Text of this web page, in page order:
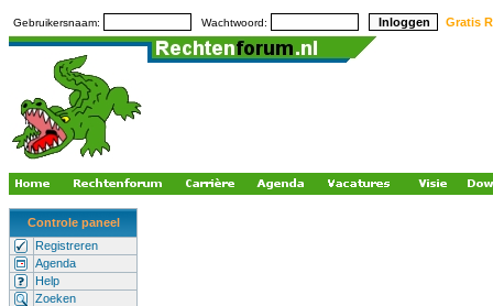
Gebruikersnaam: Wachtwoord: Gratis
Controle paneel
Registreren
Agenda
Help
Zoeken